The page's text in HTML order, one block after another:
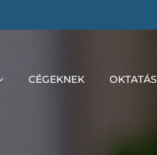
CÉGEKNEK OKTATÁS